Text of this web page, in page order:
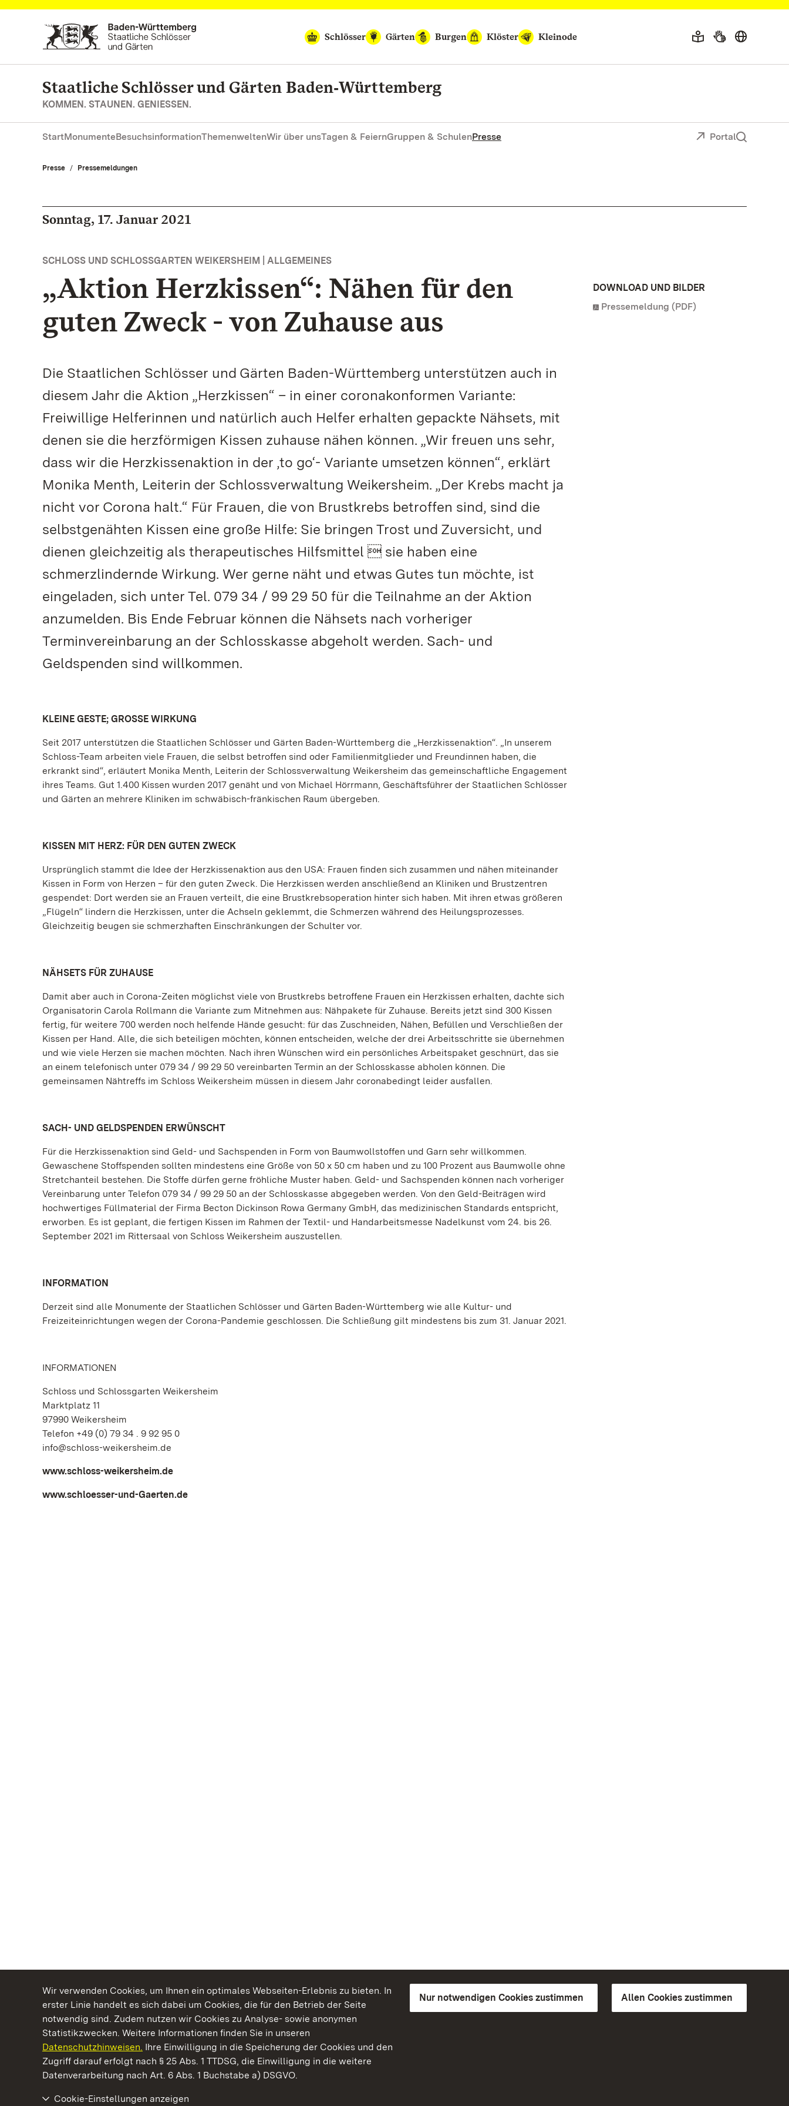
Wir verwenden Cookies, um Ihnen ein optimales Webseiten-Erlebnis zu bieten. In
erster Linie handelt es sich dabei um Cookies, die für den Betrieb der Seite
notwendig sind. Zudem nutzen wir Cookies zu Analyse- sowie anonymen
Statistikzwecken. Weitere Informationen finden Sie in unseren
Datenschutzhinweisen. Ihre Einwilligung in die Speicherung der Cookies und den
Zugriff darauf erfolgt nach § 25 Abs. 1 TTDSG, die Einwilligung in die weitere
Datenverarbeitung nach Art. 6 Abs. 1 Buchstabe a) DSGVO.
Nur notwendigen Cookies zustimmen Allen Cookies zustimmen
Cookie-Einstellungen anzeigen
Zum Hauptinhalt springen
Schlösser
Gärten Burgen Klöster Kleinode
Staatliche Schlösser und Gärten Baden‑Württemberg
KOMMEN. STAUNEN. GENIESSEN.
StartMonumenteBesuchsinformationThemenweltenWir über unsTagen & FeiernGruppen & SchulenPresse Portal
Presse Pressemeldungen
Sonntag, 17. Januar 2021
SCHLOSS UND SCHLOSSGARTEN WEIKERSHEIM | ALLGEMEINES
„Aktion Herzkissen“: Nähen für den
guten Zweck - von Zuhause aus
Die Staatlichen Schlösser und Gärten Baden-Württemberg unterstützen auch in
diesem Jahr die Aktion „Herzkissen“ – in einer coronakonformen Variante:
Freiwillige Helferinnen und natürlich auch Helfer erhalten gepackte Nähsets, mit
denen sie die herzförmigen Kissen zuhause nähen können. „Wir freuen uns sehr,
dass wir die Herzkissenaktion in der ‚to go‘- Variante umsetzen können“, erklärt
Monika Menth, Leiterin der Schlossverwaltung Weikersheim. „Der Krebs macht ja
nicht vor Corona halt.“ Für Frauen, die von Brustkrebs betroffen sind, sind die
selbstgenähten Kissen eine große Hilfe: Sie bringen Trost und Zuversicht, und
dienen gleichzeitig als therapeutisches Hilfsmittel  sie haben eine
schmerzlindernde Wirkung. Wer gerne näht und etwas Gutes tun möchte, ist
eingeladen, sich unter Tel. 079 34 / 99 29 50 für die Teilnahme an der Aktion
anzumelden. Bis Ende Februar können die Nähsets nach vorheriger
Terminvereinbarung an der Schlosskasse abgeholt werden. Sach- und
Geldspenden sind willkommen.
KLEINE GESTE; GROSSE WIRKUNG
Seit 2017 unterstützen die Staatlichen Schlösser und Gärten Baden-Württemberg die „Herzkissenaktion“. „In unserem
Schloss-Team arbeiten viele Frauen, die selbst betroffen sind oder Familienmitglieder und Freundinnen haben, die
erkrankt sind“, erläutert Monika Menth, Leiterin der Schlossverwaltung Weikersheim das gemeinschaftliche Engagement
ihres Teams. Gut 1.400 Kissen wurden 2017 genäht und von Michael Hörrmann, Geschäftsführer der Staatlichen Schlösser
und Gärten an mehrere Kliniken im schwäbisch-fränkischen Raum übergeben.
KISSEN MIT HERZ: FÜR DEN GUTEN ZWECK
Ursprünglich stammt die Idee der Herzkissenaktion aus den USA: Frauen finden sich zusammen und nähen miteinander
Kissen in Form von Herzen – für den guten Zweck. Die Herzkissen werden anschließend an Kliniken und Brustzentren
gespendet: Dort werden sie an Frauen verteilt, die eine Brustkrebsoperation hinter sich haben. Mit ihren etwas größeren
„Flügeln“ lindern die Herzkissen, unter die Achseln geklemmt, die Schmerzen während des Heilungsprozesses.
Gleichzeitig beugen sie schmerzhaften Einschränkungen der Schulter vor.
NÄHSETS FÜR ZUHAUSE
Damit aber auch in Corona-Zeiten möglichst viele von Brustkrebs betroffene Frauen ein Herzkissen erhalten, dachte sich
Organisatorin Carola Rollmann die Variante zum Mitnehmen aus: Nähpakete für Zuhause. Bereits jetzt sind 300 Kissen
fertig, für weitere 700 werden noch helfende Hände gesucht: für das Zuschneiden, Nähen, Befüllen und Verschließen der
Kissen per Hand. Alle, die sich beteiligen möchten, können entscheiden, welche der drei Arbeitsschritte sie übernehmen
und wie viele Herzen sie machen möchten. Nach ihren Wünschen wird ein persönliches Arbeitspaket geschnürt, das sie
an einem telefonisch unter 079 34 / 99 29 50 vereinbarten Termin an der Schlosskasse abholen können. Die
gemeinsamen Nähtreffs im Schloss Weikersheim müssen in diesem Jahr coronabedingt leider ausfallen.
SACH- UND GELDSPENDEN ERWÜNSCHT
Für die Herzkissenaktion sind Geld- und Sachspenden in Form von Baumwollstoffen und Garn sehr willkommen.
Gewaschene Stoffspenden sollten mindestens eine Größe von 50 x 50 cm haben und zu 100 Prozent aus Baumwolle ohne
Stretchanteil bestehen. Die Stoffe dürfen gerne fröhliche Muster haben. Geld- und Sachspenden können nach vorheriger
Vereinbarung unter Telefon 079 34 / 99 29 50 an der Schlosskasse abgegeben werden. Von den Geld-Beiträgen wird
hochwertiges Füllmaterial der Firma Becton Dickinson Rowa Germany GmbH, das medizinischen Standards entspricht,
erworben. Es ist geplant, die fertigen Kissen im Rahmen der Textil- und Handarbeitsmesse Nadelkunst vom 24. bis 26.
September 2021 im Rittersaal von Schloss Weikersheim auszustellen.
INFORMATION
Derzeit sind alle Monumente der Staatlichen Schlösser und Gärten Baden-Württemberg wie alle Kultur- und
Freizeiteinrichtungen wegen der Corona-Pandemie geschlossen. Die Schließung gilt mindestens bis zum 31. Januar 2021.
INFORMATIONEN
Schloss und Schlossgarten Weikersheim
Marktplatz 11
97990 Weikersheim
Telefon +49 (0) 79 34 . 9 92 95 0
info@schloss-weikersheim.de
www.schloss-weikersheim.de
www.schloesser-und-Gaerten.de
DOWNLOAD UND BILDER
Pressemeldung (PDF)
Kommen. Staunen. Genießen.